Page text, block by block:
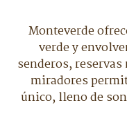
Monteverde
verde y
senderos,
miradores
único, lleno de